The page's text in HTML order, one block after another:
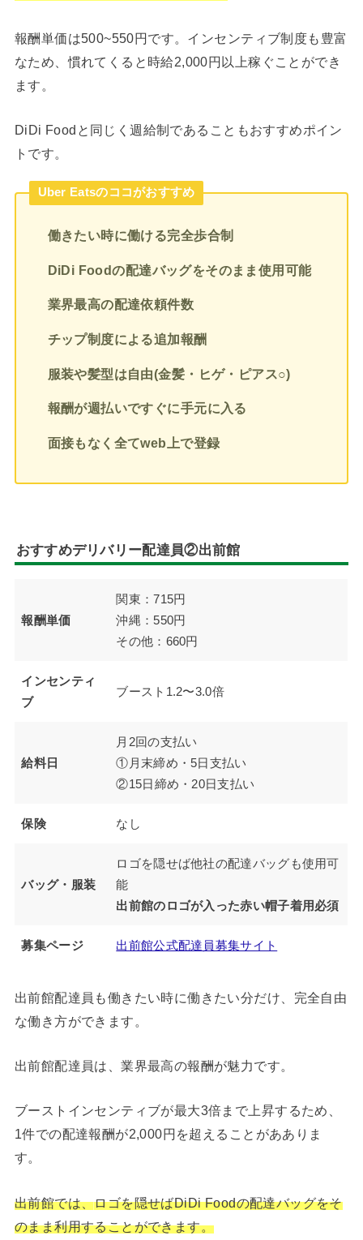
報酬単価は500~550円です。インセンティブ制度も豊富
なため、慣れてくると時給2,000円以上稼ぐことができ
ます。
DiDi Foodと同じく週給制であることもおすすめポイン
トです。
Uber Eatsのココがおすすめ
働きたい時に働ける完全歩合制
DiDi Foodの配達バッグをそのまま使用可能
業界最高の配達依頼件数
チップ制度による追加報酬
服装や髪型は自由(金髪・ヒゲ・ピアス○)
報酬が週払いですぐに手元に入る
面接もなく全てweb上で登録
おすすめデリバリー配達員②出前館
報酬単価
関東：715円
沖縄：550円
その他：660円
インセンティ
ブ
ブースト1.2〜3.0倍
給料日
月2回の支払い
①月末締め・5日支払い
②15日締め・20日支払い
保険 なし
バッグ・服装
ロゴを隠せば他社の配達バッグも使用可
能
出前館のロゴが入った赤い帽子着用必須
募集ページ 出前館公式配達員募集サイト
出前館配達員も働きたい時に働きたい分だけ、完全自由
な働き方ができます。
出前館配達員は、業界最高の報酬が魅力です。
ブーストインセンティブが最大3倍まで上昇するため、
1件での配達報酬が2,000円を超えることがあありま
す。
出前館では、ロゴを隠せばDiDi Foodの配達バッグをそ
のまま利用することができます。